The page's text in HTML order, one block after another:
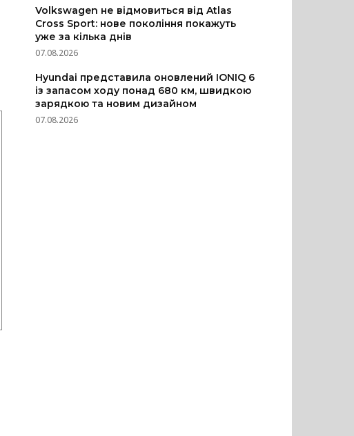
Volkswagen не відмовиться від Atlas
Cross Sport: нове покоління покажуть
уже за кілька днів
07.08.2026
Hyundai представила оновлений IONIQ 6
із запасом ходу понад 680 км, швидкою
зарядкою та новим дизайном
07.08.2026